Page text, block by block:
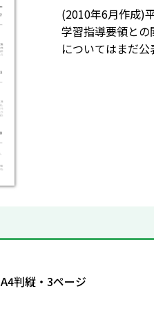
(2010年6月作成)
学習指導要領と
についてはまだ公
A4判縦・3ページ